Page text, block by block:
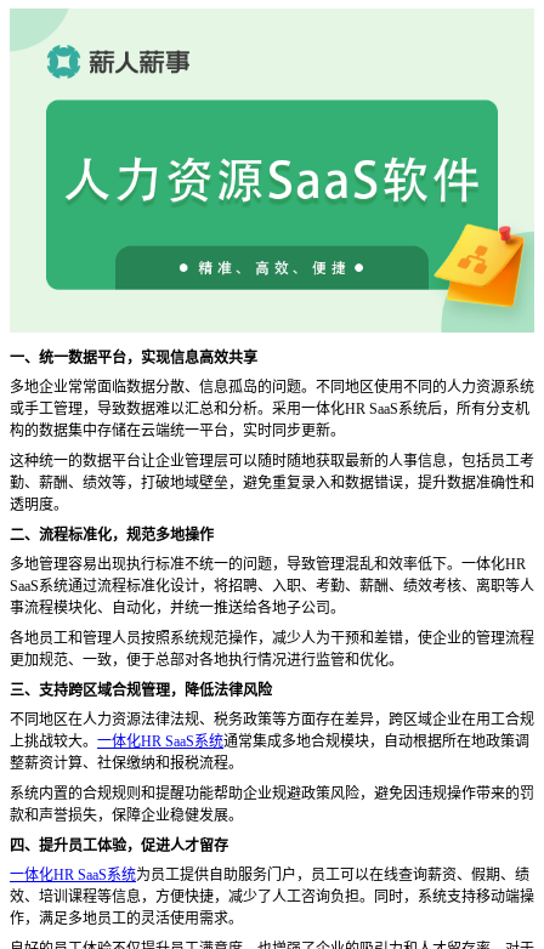
一、统一数据平台，实现信息高效共享
多地企业常常面临数据分散、信息孤岛的问题。不同地区使用不同的人力资源系统
或手工管理，导致数据难以汇总和分析。采用一体化HR SaaS系统后，所有分支机
构的数据集中存储在云端统一平台，实时同步更新。
这种统一的数据平台让企业管理层可以随时随地获取最新的人事信息，包括员工考
勤、薪酬、绩效等，打破地域壁垒，避免重复录入和数据错误，提升数据准确性和
透明度。
二、流程标准化，规范多地操作
多地管理容易出现执行标准不统一的问题，导致管理混乱和效率低下。一体化HR
SaaS系统通过流程标准化设计，将招聘、入职、考勤、薪酬、绩效考核、离职等人
事流程模块化、自动化，并统一推送给各地子公司。
各地员工和管理人员按照系统规范操作，减少人为干预和差错，使企业的管理流程
更加规范、一致，便于总部对各地执行情况进行监管和优化。
三、支持跨区域合规管理，降低法律风险
不同地区在人力资源法律法规、税务政策等方面存在差异，跨区域企业在用工合规
上挑战较大。 一体化HR SaaS系统通常集成多地合规模块，自动根据所在地政策调
整薪资计算、社保缴纳和报税流程。
系统内置的合规规则和提醒功能帮助企业规避政策风险，避免因违规操作带来的罚
款和声誉损失，保障企业稳健发展。
四、提升员工体验，促进人才留存
一体化HR SaaS系统为员工提供自助服务门户，员工可以在线查询薪资、假期、绩
效、培训课程等信息，方便快捷，减少了人工咨询负担。同时，系统支持移动端操
作，满足多地员工的灵活使用需求。